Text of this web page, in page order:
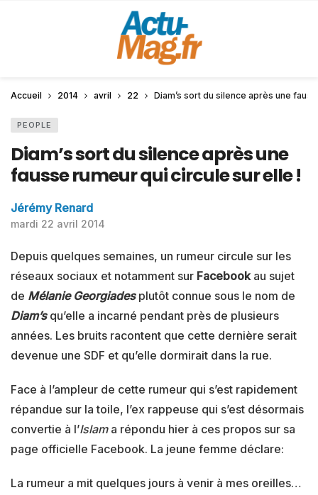
Accueil 2014 avril 22 Diam’s sort du silence après une
PEOPLE
Diam’s sort du silence après une
fausse rumeur qui circule sur elle !
Jérémy Renard
mardi 22 avril 2014
Depuis quelques semaines, un rumeur circule sur les
réseaux sociaux et notamment sur Facebookau sujet
de Mélanie Georgiades plutôt connue sous le nom de
Diam’squ’elle a incarné pendant près de plusieurs
années. Les bruits racontent que cette dernière serait
devenue une SDF et qu’elle dormirait dans la rue.
Face à l’ampleur de cette rumeur qui s’est rapidement
répandue sur la toile, l’ex rappeuse qui s’est désormais
convertie à l’Islama répondu hier à ces propos sur sa
page officielle Facebook. La jeune femme déclare:
La rumeur a mit quelques jours à venir à mes oreilles…